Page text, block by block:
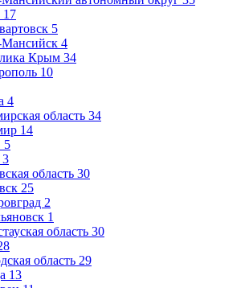
17
5
4
Крым 34
10
4
область 34
14
5
3
область 30
25
2
1
область 30
область 29
13